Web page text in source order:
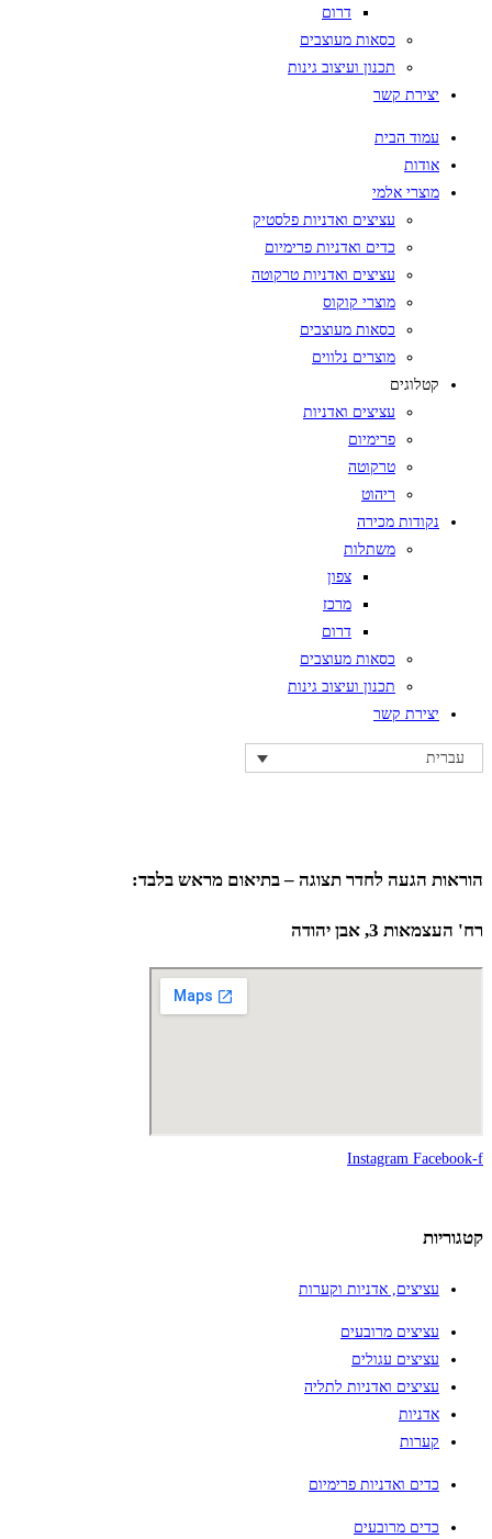
דרום
כסאות מעוצבים
תכנון ועיצוב גינות
יצירת קשר
עמוד הבית
אודות
מוצרי אלמי
עציצים ואדניות פלסטיק
כדים ואדניות פרימיום
עציצים ואדניות טרקוטה
מוצרי קוקוס
כסאות מעוצבים
מוצרים נלווים
קטלוגים
עציצים ואדניות
פרימיום
טרקוטה
ריהוט
נקודות מכירה
משתלות
צפון
מרכז
דרום
כסאות מעוצבים
תכנון ועיצוב גינות
יצירת קשר
עברית
הוראות הגעה לחדר תצוגה – בתיאום מראש בלבד:
רח' העצמאות 3, אבן יהודה
Instagram Facebook-f
קטגוריות
עציצים, אדניות וקערות
עציצים מרובעים
עציצים עגולים
עציצים ואדניות לתליה
אדניות
קערות
כדים ואדניות פרימיום
כדים מרובעים